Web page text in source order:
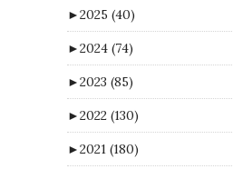
►2025 (40)
►2024 (74)
►2023 (85)
►2022 (130)
►2021 (180)